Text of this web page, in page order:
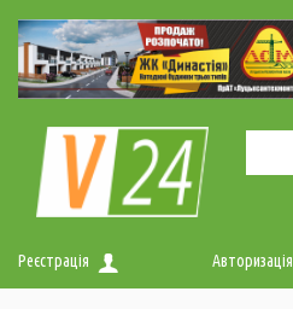
Реєстрація Авторизація